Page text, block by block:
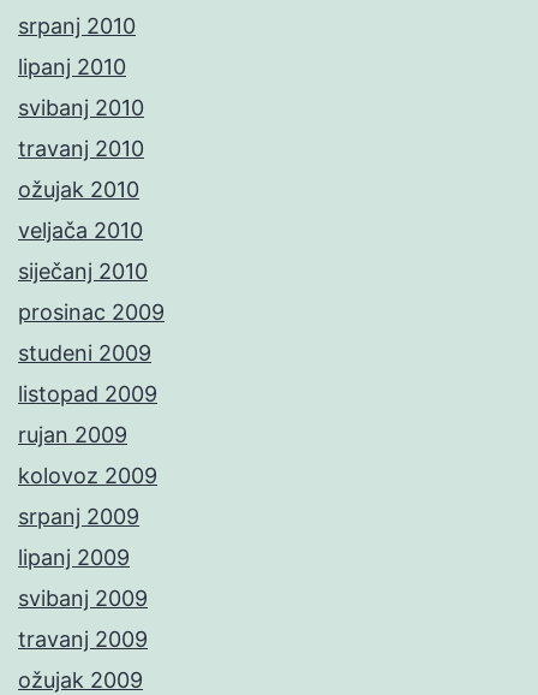
srpanj 2010
lipanj 2010
svibanj 2010
travanj 2010
ožujak 2010
veljača 2010
siječanj 2010
prosinac 2009
studeni 2009
listopad 2009
rujan 2009
kolovoz 2009
srpanj 2009
lipanj 2009
svibanj 2009
travanj 2009
ožujak 2009